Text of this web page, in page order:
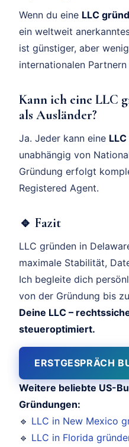
Wenn du eine LLC
ein weltweit
ist günstiger, aber
internationalen Partnern
Kann ich eine LLC
als Ausländer?
Ja. Jeder kann eine
unabhängig von
Gründung erfolgt
Registered Agent.
🔹 Fazit
LLC gründen in
maximale Stabilität,
Ich begleite dich
von der Gründung bis
Deine LLC –
steueroptimiert.
ERSTGESPRÄCH
Weitere beliebte US-
Gründungen:
🔹 LLC in New Mexico
🔹 LLC in Florida